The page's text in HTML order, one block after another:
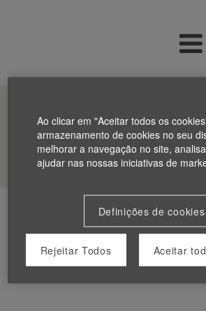
Procurar Empregos
Ao clicar em "Aceitar todos os
armazenamento de cookies no seu
melhorar a navegação no site,
ajudar nas nossas iniciativas de
Definições de cookies
Rejeitar Todos Aceitar